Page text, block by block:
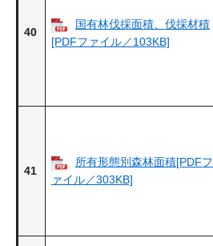
40
国有林伐採面積、伐採材積
[PDFファイル／103KB]
41
所有形態別森林面積[PDFフ
ァイル／303KB]